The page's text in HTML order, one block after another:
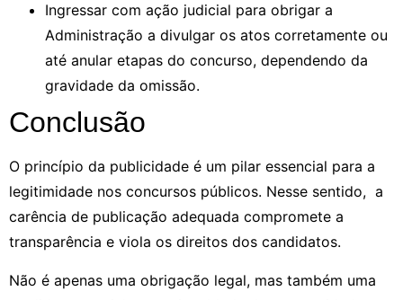
Ingressar com ação judicial para obrigar a
Administração a divulgar os atos corretamente ou
até anular etapas do concurso, dependendo da
gravidade da omissão.
Conclusão
O princípio da publicidade é um pilar essencial para a
legitimidade nos concursos públicos. Nesse sentido, a
carência de publicação adequada compromete a
transparência e viola os direitos dos candidatos.
Não é apenas uma obrigação legal, mas também uma